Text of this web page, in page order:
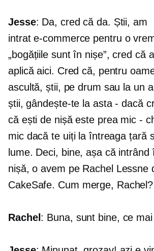
Jesse: Da, cred că da. Știi, am
intrate-commerce pentru o
„bogățiile sunt în nișe”, cred că
aplică aici. Cred că, pentru
ascultă, știi, pe drum sau la un
știi, gândește-te la asta- dacă
că ești de nișă este prea mic -
mic dacă te uiți la întreaga țară
lume. Deci, bine, așa că intrând
nișă, o avem pe Rachel Lessne
CakeSafe. Cum merge, Rachel?
Rachel : Buna, sunt bine, ce